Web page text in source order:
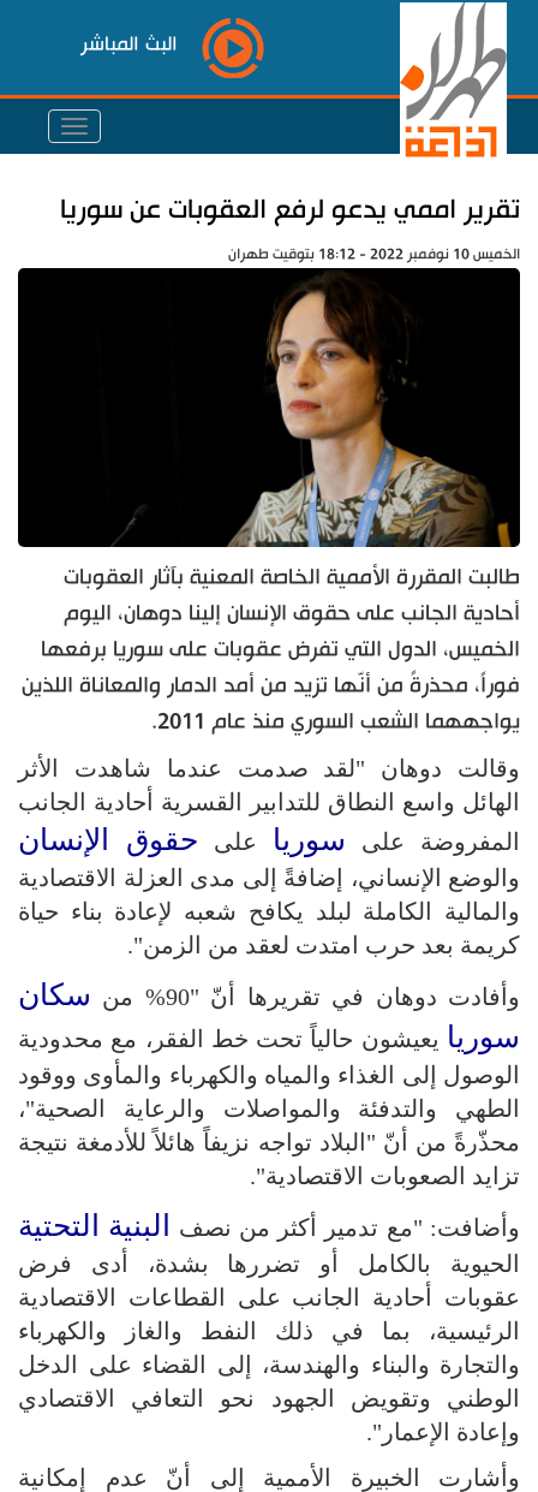
البث المباشر
تقرير اممي يدعو لرفع العقوبات عن سوريا
الخميس 10 نوفمبر 2022 - 18:12 بتوقيت طهران
طالبت المقررة الأممية الخاصة المعنية بآثار العقوبات
أحادية الجانب على حقوق الإنسان إلينا دوهان، اليوم
الخميس، الدول التي تفرض عقوبات على سوريا برفعها
فوراً، محذرةً من أنّها تزيد من أمد الدمار والمعاناة اللذين
يواجههما الشعب السوري منذ عام 2011.
وقالت دوهان "لقد صدمت عندما شاهدت الأثر
الهائل واسع النطاق للتدابير القسرية أحادية الجانب
المفروضة على سوريا على حقوق الإنسان
والوضع الإنساني، إضافةً إلى مدى العزلة الاقتصادية
والمالية الكاملة لبلد يكافح شعبه لإعادة بناء حياة
كريمة بعد حرب امتدت لعقد من الزمن".
وأفادت دوهان في تقريرها أنّ "90% من
سكان
سوريا يعيشون حالياً تحت خط الفقر، مع محدودية
الوصول إلى الغذاء والمياه والكهرباء والمأوى ووقود
الطهي والتدفئة والمواصلات والرعاية الصحية"،
محذّرةً من أنّ "البلاد تواجه نزيفاً هائلاً للأدمغة نتيجة
تزايد الصعوبات الاقتصادية".
وأضافت: "مع تدمير أكثر من نصف
البنية التحتية
الحيوية بالكامل أو تضررها بشدة، أدى فرض
عقوبات أحادية الجانب على القطاعات الاقتصادية
الرئيسية، بما في ذلك النفط والغاز والكهرباء
والتجارة والبناء والهندسة، إلى القضاء على الدخل
الوطني وتقويض الجهود نحو التعافي الاقتصادي
وإعادة الإعمار".
وأشارت الخبيرة الأممية إلى أنّ عدم إمكانية